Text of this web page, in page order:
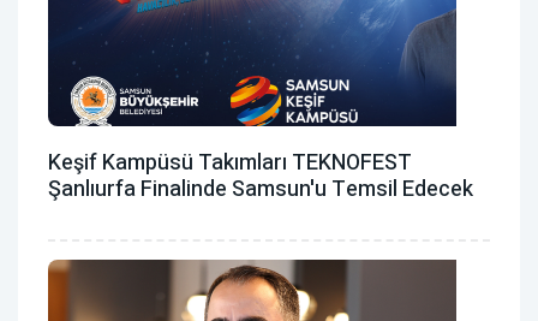
Keşif Kampüsü Takımları TEKNOFEST
Şanlıurfa Finalinde Samsun'u Temsil Edecek